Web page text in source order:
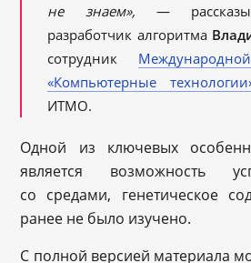
не знаем», —
разработчик алгоритма
сотрудник
«Компьютерные
ИТМО.
Одной из ключевых
является возможность
со средами, генетическое
ранее не было изучено.
С полной версией материала